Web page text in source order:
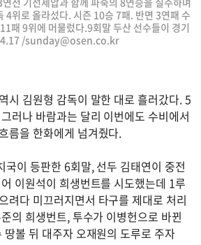
4위로 올라섰다. 시즌 10승 7패. 반면 3연패 수
패 9위에 머물렀다.9회말 두산 선수들이 경기
/sunday@osen.co.kr
시 김원형 감독이 말한 대로 흘러갔다. 5
러나 바람과는 달리 이번에도 수비에서
름을 한화에게 넘겨줬다.
국이 등판한 6회말, 선두 김태연이 중전
이원석이 희생번트를 시도했는데 1루
려다 미끄러지면서 타구를 제대로 처리
의 희생번트, 투수가 이병헌으로 바뀐
볼 뒤 대주자 오재원의 도루로 주자